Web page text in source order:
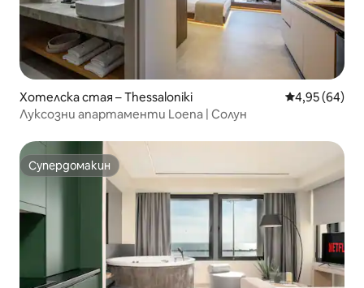
Хотелска стая – Thessaloniki Средна
4,95 (64)
Луксозни апартаменти Loena | Солун
Супердомакин
Супердомакин